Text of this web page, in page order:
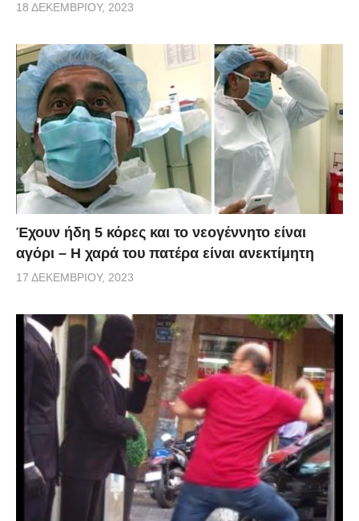
18 ΔΕΚΕΜΒΡΊΟΥ, 2023
Έχουν ήδη 5 κόρες και το νεογέννητο είναι
αγόρι – Η χαρά του πατέρα είναι ανεκτίμητη
17 ΔΕΚΕΜΒΡΊΟΥ, 2023